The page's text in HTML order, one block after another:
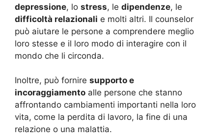
depressione, lo stress, le dipendenze, le
difficoltà relazionali e molti altri. Il counselor
può aiutare le persone a comprendere meglio
loro stesse e il loro modo di interagire con il
mondo che li circonda.
Inoltre, può fornire supporto e
incoraggiamento alle persone che stanno
affrontando cambiamenti importanti nella loro
vita, come la perdita di lavoro, la fine di una
relazione o una malattia.